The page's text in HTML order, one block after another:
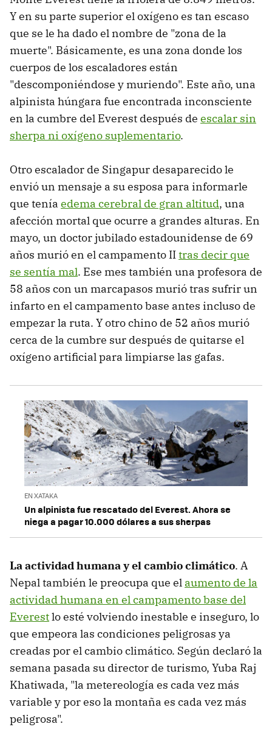
Y en su parte superior el oxígeno es tan escaso
que se le ha dado el nombre de "zona de la
muerte". Básicamente, es una zona donde los
cuerpos de los escaladores están
"descomponiéndose y muriendo". Este año, una
alpinista húngara fue encontrada inconsciente
en la cumbre del Everest después de escalar sin
sherpa ni oxígeno suplementario.
Otro escalador de Singapur desaparecido le
envió un mensaje a su esposa para informarle
que tenía edema cerebral de gran altitud, una
afección mortal que ocurre a grandes alturas. En
mayo, un doctor jubilado estadounidense de 69
años murió en el campamento IItras decir que
se sentía mal. Ese mes también una profesora de
58 años con un marcapasos murió tras sufrir un
infarto en el campamento base antes incluso de
empezar la ruta. Y otro chino de 52 años murió
cerca de la cumbre sur después de quitarse el
oxígeno artificial para limpiarse las gafas.
EN XATAKA
Un alpinista fue rescatado del Everest. Ahora se
niega a pagar 10.000 dólares a sus sherpas
La actividad humana y el cambio climático. A
Nepal también le preocupa que el aumento de la
actividad humana en el campamento base del
Everestlo esté volviendo inestable e inseguro, lo
que empeora las condiciones peligrosas ya
creadas por el cambio climático. Según declaró la
semana pasada su director de turismo, Yuba Raj
Khatiwada, "la metereología es cada vez más
variable y por eso la montaña es cada vez más
peligrosa".